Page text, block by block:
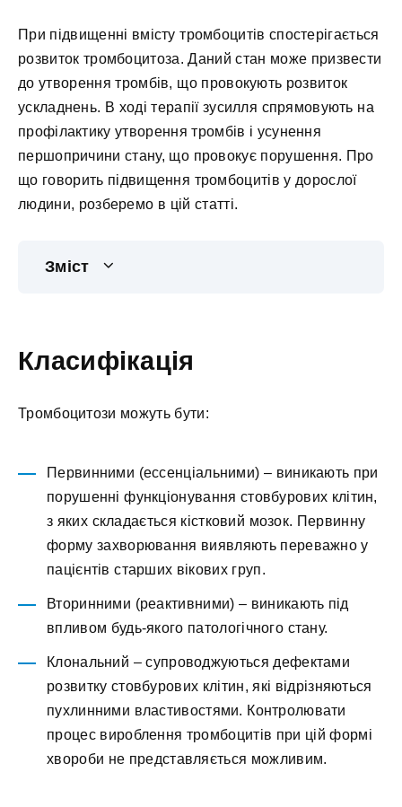
При підвищенні вмісту тромбоцитів спостерігається
розвиток тромбоцитоза. Даний стан може призвести
до утворення тромбів, що провокують розвиток
ускладнень. В ході терапії зусилля спрямовують на
профілактику утворення тромбів і усунення
першопричини стану, що провокує порушення. Про
що говорить підвищення тромбоцитів у дорослої
людини, розберемо в цій статті.
Зміст
Класифікація
Тромбоцитози можуть бути:
Первинними (ессенціальними) – виникають при
порушенні функціонування стовбурових клітин,
з яких складається кістковий мозок. Первинну
форму захворювання виявляють переважно у
пацієнтів старших вікових груп.
Вторинними (реактивними) – виникають під
впливом будь-якого патологічного стану.
Клональний – супроводжуються дефектами
розвитку стовбурових клітин, які відрізняються
пухлинними властивостями. Контролювати
процес вироблення тромбоцитів при цій формі
хвороби не представляється можливим.